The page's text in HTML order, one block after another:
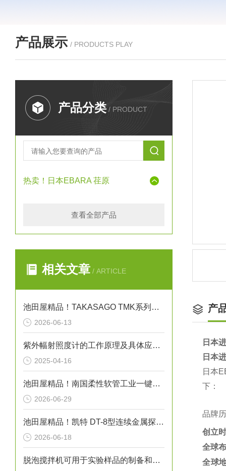
产品展示 / PRODUCTS PLAY
产品分类 / PRODUCT
热卖！日本EBARA 荏原
查看全部产品
相关文章 / ARTICLE
池田屋精品！TAKASAGO TMK系列高压直流电源 TMK1.0-50 参数介绍
2026-06-13
紫外幅射照度计的工作原理及具体应用场景
2025-04-16
池田屋精品！南国柔性软管工业一键式接头型软管 NK-3600 参数介绍
2026-06-29
池田屋精品！凯特 DT-8型连续金属探测器 参数介绍
2026-06-18
脱泡搅拌机可用于实验样品的制备和气泡控制
产
日本
日本
日本
下：
品牌
创立
全球
全球